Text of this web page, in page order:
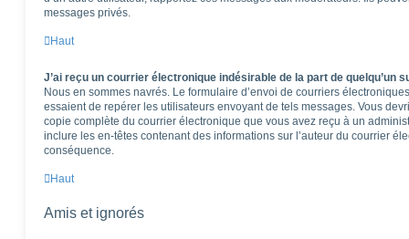
messages privés.
Haut
J’ai reçu un courrier électronique indésirable de la part de quelqu’un
Nous en sommes navrés. Le formulaire d’envoi de courriers
essaient de repérer les utilisateurs envoyant de tels messages. Vous
copie complète du courrier électronique que vous avez reçu à un
inclure les en-têtes contenant des informations sur l’auteur du courrier
conséquence.
Haut
Amis et ignorés